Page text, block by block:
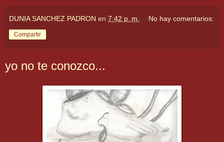
DUNIA SANCHEZ PADRON en 7:42 p. m. No hay comentarios:
Compartir
yo no te conozco...